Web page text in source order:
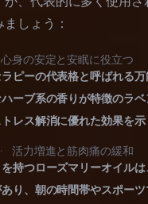
しょう：
心身の安定と安眠に役立つ
ピーの代表格と呼ばれる
ーブ系の香りが特徴のラベ
レス解消に優れた効果を示
·
活力増進と筋肉痛の緩和
持つローズマリーオイルは
り、朝の時間帯やスポー